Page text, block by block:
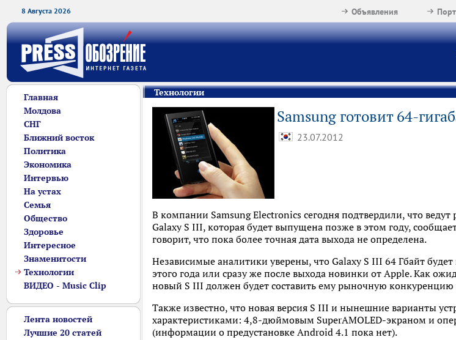
8 Августа 2026 Объявления
Главная
Молдова
СНГ
Ближний восток
Политика
Экономика
Интервью
На устах
Семья
Общество
Здоровье
Интересное
Знаменитости
Технологии
ВИДЕО - Music Clip
Лента новостей
Лучшие 20 статей
Технологии
Samsung готовит 64-
23.07.2012
В компании Samsung Electronics сегодня подтвердили, что
Galaxy S III, которая будет выпущена позже в этом году,
говорит, что пока более точная дата выхода не определена.
Независимые аналитики уверены, что Galaxy S III 64 Гбайт
этого года или сразу же после выхода новинки от Apple. Как
новый S III должен будет составить ему рыночную конкуренцию
Также известно, что новая версия S III и нынешние варианты
характеристиками: 4,8-дюймовым SuperAMOLED-экраном и
(информации о предустановке Android 4.1 пока нет).